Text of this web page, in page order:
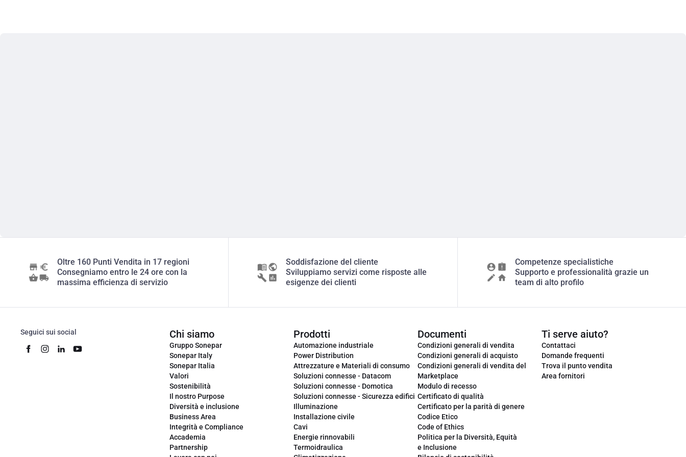
Oltre 160 Punti Vendita in 17 regioni
Consegniamo entro le 24 ore con la
massima efficienza di servizio
Soddisfazione del cliente
Sviluppiamo servizi come risposte alle
esigenze dei clienti
Competenze specialistiche
Supporto e professionalità grazie un
team di alto profilo
Seguici sui social Chi siamo
Gruppo Sonepar
Sonepar Italy
Sonepar Italia
Valori
Sostenibilità
Il nostro Purpose
Diversità e inclusione
Business Area
Integrità e Compliance
Accademia
Partnership
Prodotti
Automazione industriale
Power Distribution
Attrezzature e Materiali di consumo
Soluzioni connesse - Datacom
Soluzioni connesse - Domotica
Soluzioni connesse - Sicurezza edifici
Illuminazione
Installazione civile
Cavi
Energie rinnovabili
Termoidraulica
Documenti
Condizioni generali di vendita
Condizioni generali di acquisto
Condizioni generali di vendita del
Marketplace
Modulo di recesso
Certificato di qualità
Certificato per la parità di genere
Codice Etico
Code of Ethics
Politica per la Diversità, Equità
e Inclusione
Ti serve aiuto?
Contattaci
Domande frequenti
Trova il punto vendita
Area fornitori